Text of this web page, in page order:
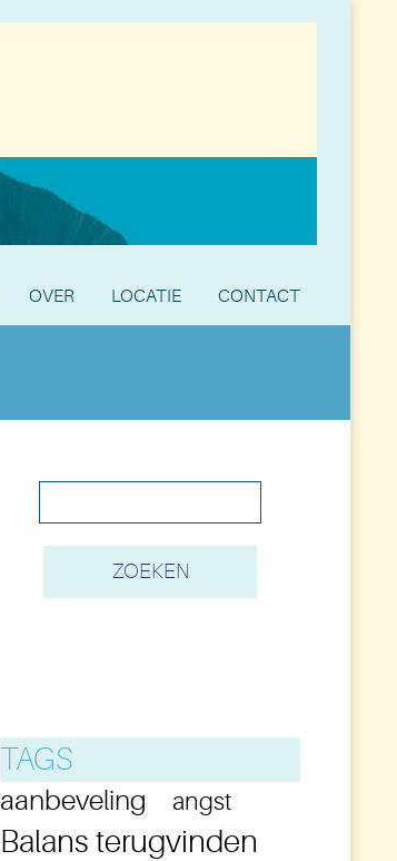
OVER LOCATIE CONTACT
TAGS
aanbeveling angst
Balans terugvinden